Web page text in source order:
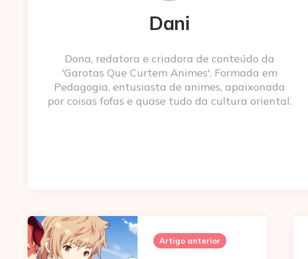
Dani
Dona, redatora e criadora de conteúdo da
'Garotas Que Curtem Animes'. Formada em
Pedagogia, entusiasta de animes, apaixonada
por coisas fofas e quase tudo da cultura oriental.
Post
navigation
Artigo anterior